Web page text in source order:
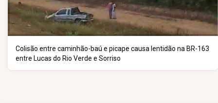
Colisão entre caminhão-baú e picape causa lentidão na BR-163
entre Lucas do Rio Verde e Sorriso